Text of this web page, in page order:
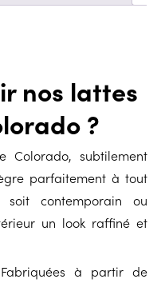
à
€
nos lattes
?
Colorado, subtilement
parfaitement à tout
soit contemporain ou
un look raffiné et
Fabriquées à partir de